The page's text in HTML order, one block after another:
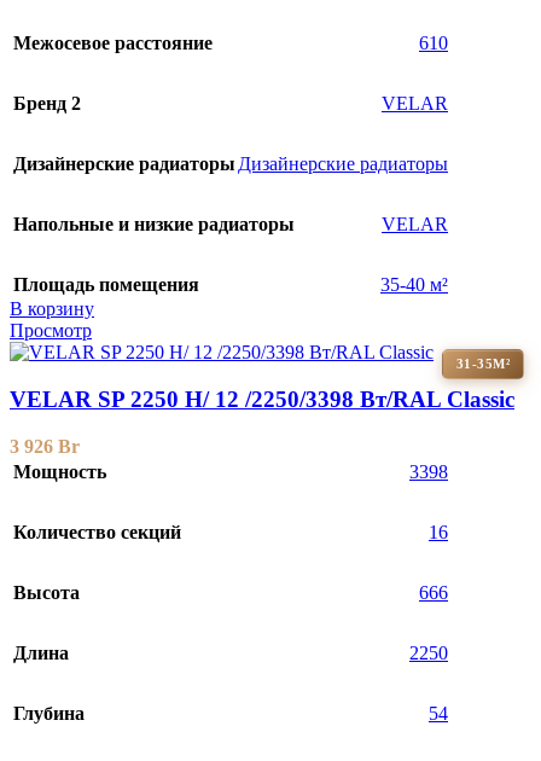
Межосевое расстояние 610
Бренд 2 VELAR
Дизайнерские радиаторыДизайнерские радиаторы
Напольные и низкие радиаторы VELAR
Площадь помещения
35-40 м²
В корзину
Просмотр
31-35М²
VELAR SP 2250 H/ 12 /2250/3398 Вт/RAL Classic
3 926 Br
Мощность
3398
Количество секций 16
Высота 666
Длина 2250
Глубина 54